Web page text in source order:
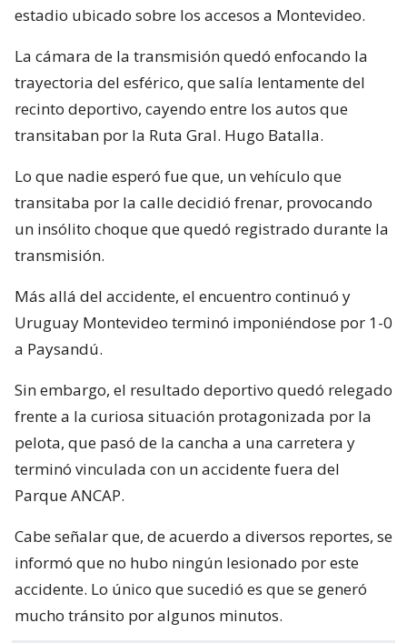
estadio ubicado sobre los accesos a Montevideo.
La cámara de la transmisión quedó enfocando la
trayectoria del esférico, que salía lentamente del
recinto deportivo, cayendo entre los autos que
transitaban por la Ruta Gral. Hugo Batalla.
Lo que nadie esperó fue que, un vehículo que
transitaba por la calle decidió frenar, provocando
un insólito choque que quedó registrado durante la
transmisión.
Más allá del accidente, el encuentro continuó y
Uruguay Montevideo terminó imponiéndose por 1-0
a Paysandú.
Sin embargo, el resultado deportivo quedó relegado
frente a la curiosa situación protagonizada por la
pelota, que pasó de la cancha a una carretera y
terminó vinculada con un accidente fuera del
Parque ANCAP.
Cabe señalar que, de acuerdo a diversos reportes, se
informó que no hubo ningún lesionado por este
accidente. Lo único que sucedió es que se generó
mucho tránsito por algunos minutos.